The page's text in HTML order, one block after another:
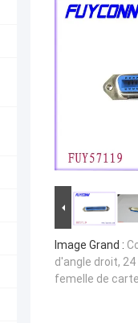
Image Grand :
d'angle droit,
femelle de